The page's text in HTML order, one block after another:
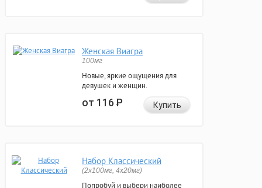
Женская Виагра
100мг
Новые, яркие ощущения для
девушек и женщин.
от 116Р Купить
Набор Классический
(2x100мг, 4x20мг)
Попробуй и выбери наиболее